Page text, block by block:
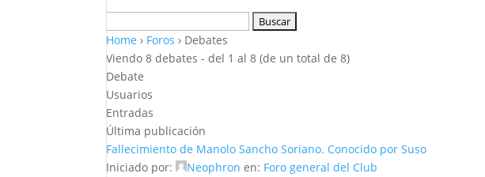
Home › Foros › Debates
Viendo 8 debates - del 1 al 8 (de un total de 8)
Debate
Usuarios
Entradas
Última publicación
Fallecimiento de Manolo Sancho Soriano. Conocido por Suso
Iniciado por:
Neophron en: Foro general del Club